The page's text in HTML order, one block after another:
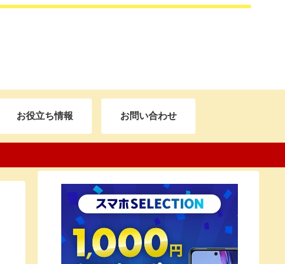
お役立ち情報 お問い合わせ